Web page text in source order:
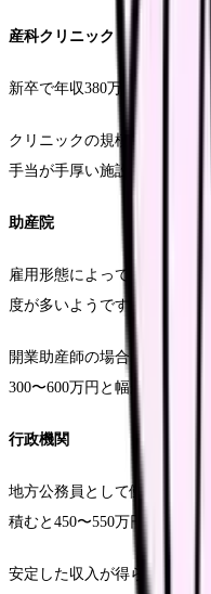
産科クリニック
新卒で年収380万円前後、経
クリニックの規模や地域に
手当が手厚い施設もあります
助産院
雇用形態によって大きく異
度が多いようです。
開業助産師の場合は分娩件
300〜600万円と幅があります
行政機関
地方公務員として働く場合
積むと450〜550万円程度です
安定した収入が得られる反